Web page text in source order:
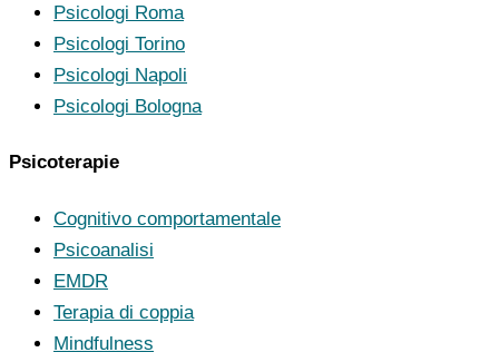
Psicologi Roma
Psicologi Torino
Psicologi Napoli
Psicologi Bologna
Psicoterapie
Cognitivo comportamentale
Psicoanalisi
EMDR
Terapia di coppia
Mindfulness